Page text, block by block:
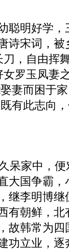
明好学，
诗宋词，
，自由挥
罗玉凤妻
妻而困于
有此志向
家中，便
大国争霸
继李明博
有朝鲜，
故韩常为
功立业，